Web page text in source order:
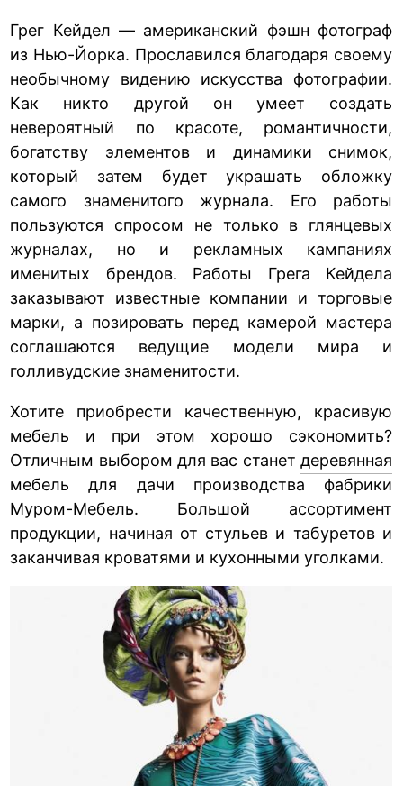
Грег Кейдел — американский фэшн фотограф
из Нью-Йорка. Прославился благодаря своему
необычному видению искусства фотографии.
Как никто другой он умеет создать
невероятный по красоте, романтичности,
богатству элементов и динамики снимок,
который затем будет украшать обложку
самого знаменитого журнала. Его работы
пользуются спросом не только в глянцевых
журналах, но и рекламных кампаниях
именитых брендов. Работы Грега Кейдела
заказывают известные компании и торговые
марки, а позировать перед камерой мастера
соглашаются ведущие модели мира и
голливудские знаменитости.
Хотите приобрести качественную, красивую
мебель и при этом хорошо сэкономить?
Отличным выбором для вас станет деревянная
мебель для дачи производства фабрики
Муром-Мебель. Большой ассортимент
продукции, начиная от стульев и табуретов и
заканчивая кроватями и кухонными уголками.